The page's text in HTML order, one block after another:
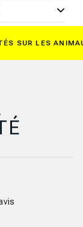
SUR LES